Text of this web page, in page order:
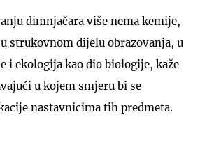
dimnjačara više nema kemije,
strukovnom dijelu obrazovanja, u
i ekologija kao dio biologije, kaže
u kojem smjeru bi se
nastavnicima tih predmeta.